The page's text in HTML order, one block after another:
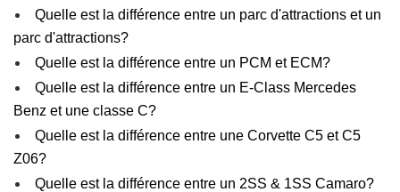
Quelle est la différence entre un parc d'attractions et un
parc d'attractions?
Quelle est la différence entre un PCM et ECM?
Quelle est la différence entre un E-Class Mercedes
Benz et une classe C?
Quelle est la différence entre une Corvette C5 et C5
Z06?
Quelle est la différence entre un 2SS & 1SS Camaro?